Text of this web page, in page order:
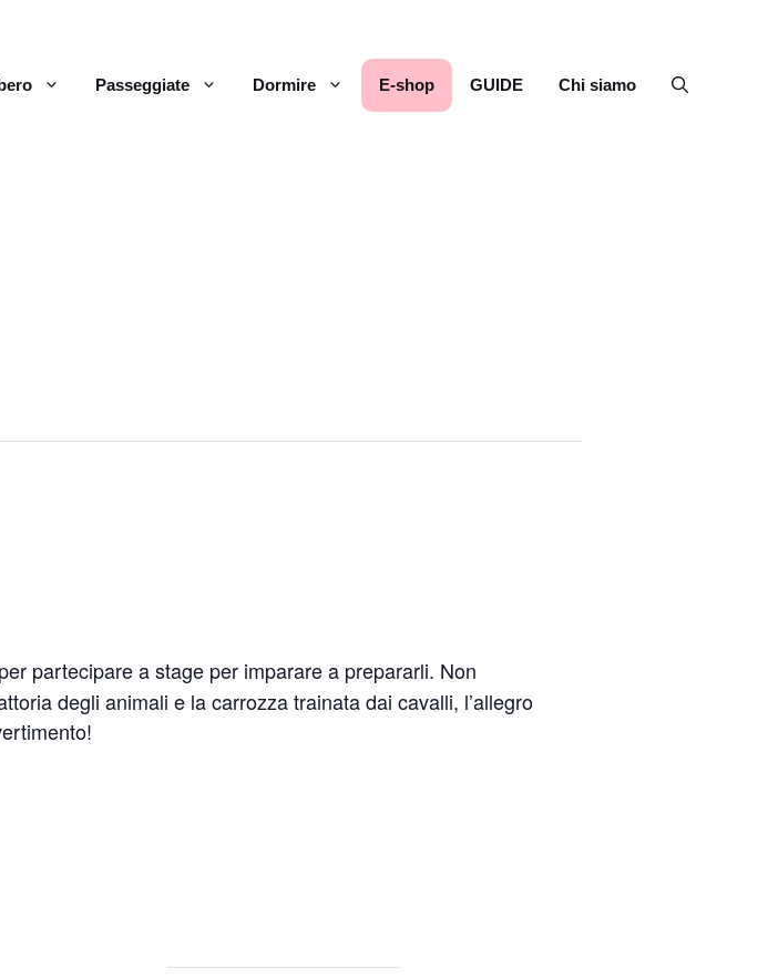
Passeggiate Dormire E-shop GUIDE Chi siamo
partecipare a stage per imparare a prepararli. Non
degli animali e la carrozza trainata dai cavalli, l’allegro